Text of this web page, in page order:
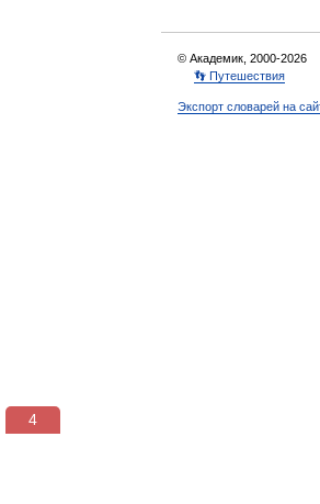
© Академик, 2000-2026
👣 Путешествия
Экспорт словарей на
3